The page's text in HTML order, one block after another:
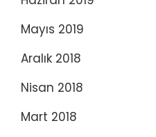
Mayıs 2019
Aralık 2018
Nisan 2018
Mart 2018